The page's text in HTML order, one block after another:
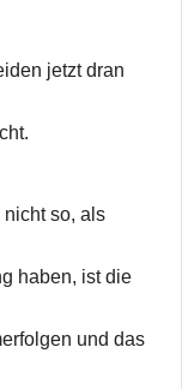
jetzt dran
nicht so, als
haben, ist die
und das